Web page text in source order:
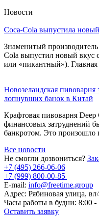
Новости
Coca-Cola выпустила
Знаменитый
Cola выпустил новый вкус
или «пикантный»). Главная
Новозеландская пивоварня
лопнувших банок в Китай
Крафтовая пивоварня
финансовых затруднений
банкротом. Это произошло
Все новости
Не смогли дозвониться?
+7 (495) 266-06-06
+7 (999) 800-00-85
E-mail: info@freetime.group
Адрес: Рябиновая улица,
Часы работы в будни: 8:00 -
Оставить заявку